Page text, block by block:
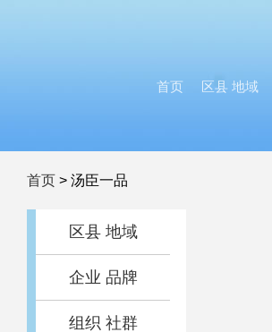
首页 区县 地域
首页 > 汤臣一品
区县 地域
企业 品牌
组织 社群